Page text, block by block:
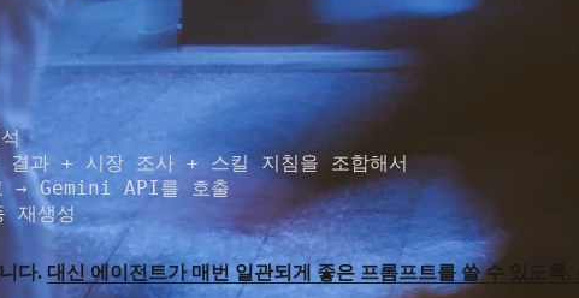
과 + 시장 조사 + 스킬 지침을 조합해서
→ Gemini API를 호출
재생성
다. 대신 에이전트가 매번 일관되게 좋은 프롬프트를 쓸 수 있도